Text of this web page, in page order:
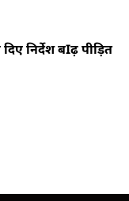
निर्देश बIढ़ पीड़ित